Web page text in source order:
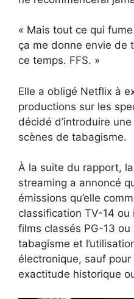
« Mais tout ce qui
ça me donne envie de
ce temps. FFS. »
Elle a obligé Netflix à
productions sur les
décidé d’introduire
scènes de tabagisme.
À la suite du rapport,
streaming a annoncé
émissions qu’elle
classification TV-14
films classés PG-13
tabagisme et
électronique, sauf
exactitude historique